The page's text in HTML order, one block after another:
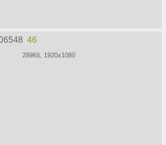
46
289Кб, 1920x1080